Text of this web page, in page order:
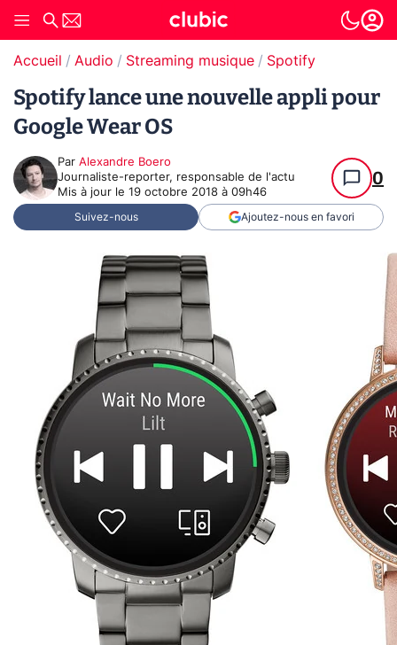
Accueil Audio Streaming musique Spotify
Spotify lance une nouvelle appli pour
Google Wear OS
Par Alexandre Boero
Journaliste-reporter, responsable de l'actu
Mis à jour le 19 octobre 2018 à 09h46
0
Suivez-nous Ajoutez-nous en favori